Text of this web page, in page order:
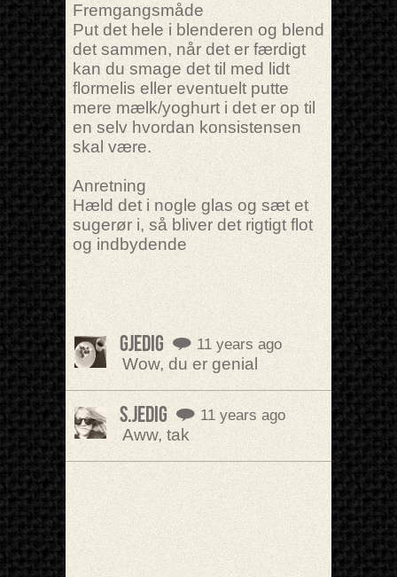
Fremgangsmåde
Put det hele i blenderen og blend
det sammen, når det er færdigt
kan du smage det til med lidt
flormelis eller eventuelt putte
mere mælk/yoghurt i det er op til
en selv hvordan konsistensen
skal være.
Anretning
Hæld det i nogle glas og sæt et
sugerør i, så bliver det rigtigt flot
og indbydende
gjedig 11 years ago
Wow, du er genial
S.Jedig 11 years ago
Aww, tak